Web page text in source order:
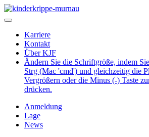
Karriere
Kontakt
Über KJF
Ändern Sie die Schriftgröße, indem
Strg (Mac 'cmd') und gleichzeitig die
Vergrößern oder die Minus (-) Taste
drücken.
Anmeldung
Lage
News